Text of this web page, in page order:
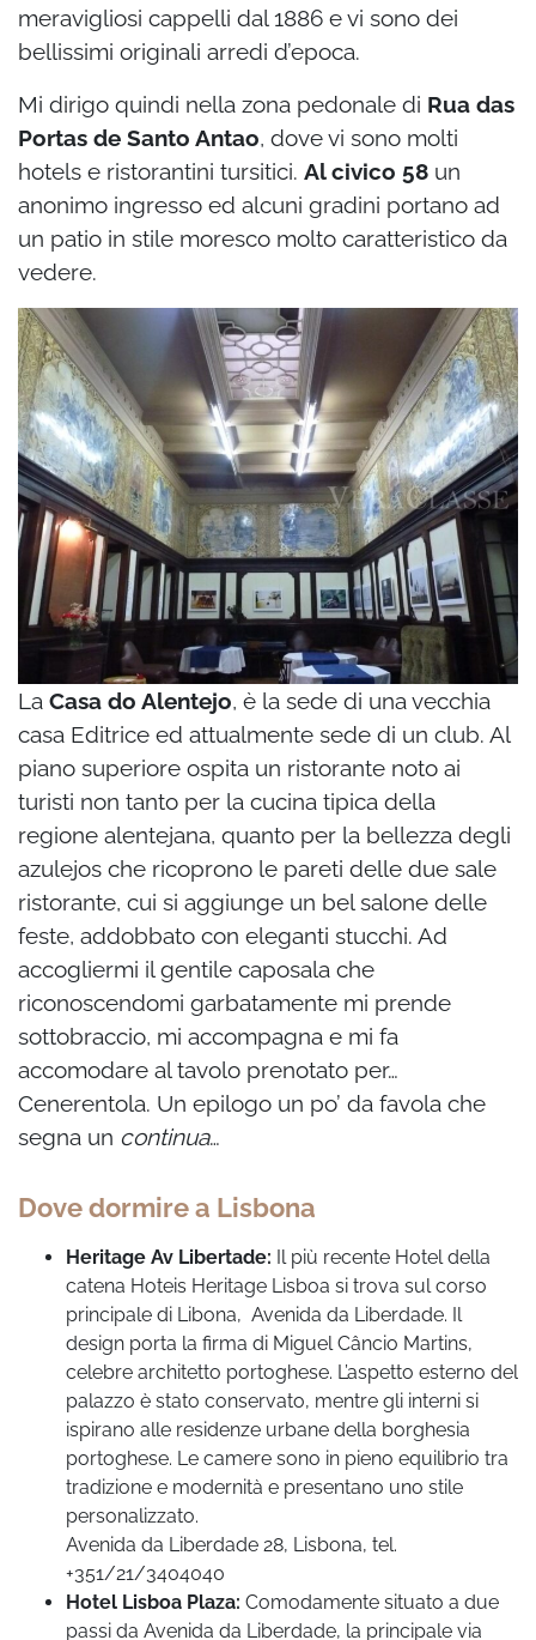
meravigliosi cappelli dal 1886 e vi sono dei
bellissimi originali arredi d’epoca.
Mi dirigo quindi nella zona pedonale di Rua das
Portas de Santo Antao, dove vi sono molti
hotels e ristorantini tursitici. Al civico 58 un
anonimo ingresso ed alcuni gradini portano ad
un patio in stile moresco molto caratteristico da
vedere.
La Casa do Alentejo, è la sede di una vecchia
casa Editrice ed attualmente sede di un club. Al
piano superiore ospita un ristorante noto ai
turisti non tanto per la cucina tipica della
regione alentejana, quanto per la bellezza degli
azulejos che ricoprono le pareti delle due sale
ristorante, cui si aggiunge un bel salone delle
feste, addobbato con eleganti stucchi. Ad
accogliermi il gentile caposala che
riconoscendomi garbatamente mi prende
sottobraccio, mi accompagna e mi fa
accomodare al tavolo prenotato per…
Cenerentola. Un epilogo un po’ da favola che
segna un continua…
Dove dormire a Lisbona
Heritage Av Libertade: Il più recente Hotel della
catena Hoteis Heritage Lisboa si trova sul corso
principale di Libona, Avenida da Liberdade. Il
design porta la firma di Miguel Câncio Martins,
celebre architetto portoghese. L’aspetto esterno del
palazzo è stato conservato, mentre gli interni si
ispirano alle residenze urbane della borghesia
portoghese. Le camere sono in pieno equilibrio tra
tradizione e modernità e presentano uno stile
personalizzato.
Avenida da Liberdade 28, Lisbona, tel.
+351/21/3404040
Hotel Lisboa Plaza: Comodamente situato a due
passi da Avenida da Liberdade, la principale via